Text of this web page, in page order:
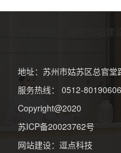
岁的刘阿姨表示：“中老年对
咨询专家对我们这些行动不
多多邀请你们这样的医院来”
放健康教育宣传单共计100
询诊疗人数120余人次。作
老”主题活动之一，本次义诊
也强化了居民卫生健康意识
地址：苏州市姑苏区总官
服务热线： 0512-80190606
Copyright@2020
苏ICP备20023762号
网站建设： 逗点科技